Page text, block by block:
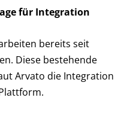
für Integration
bereits seit
Diese bestehende
Arvato die Integration